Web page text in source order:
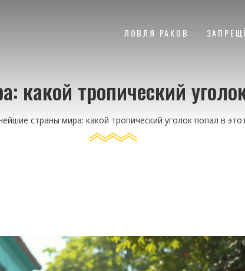
ЛОВЛЯ РАКОВ
какой тропический
страны мира: какой тропический уголок попал в